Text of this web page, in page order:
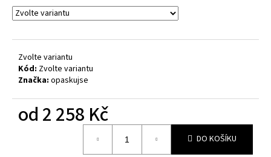
Zvolte variantu
Kód: Zvolte variantu
Značka: opaskujse
od2 258 Kč
DO KOŠÍKU
p
o
r
u
e
m